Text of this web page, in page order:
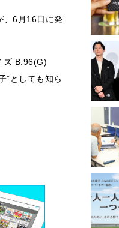
、6月16日に発
ズ B:96(G)
”としても知ら